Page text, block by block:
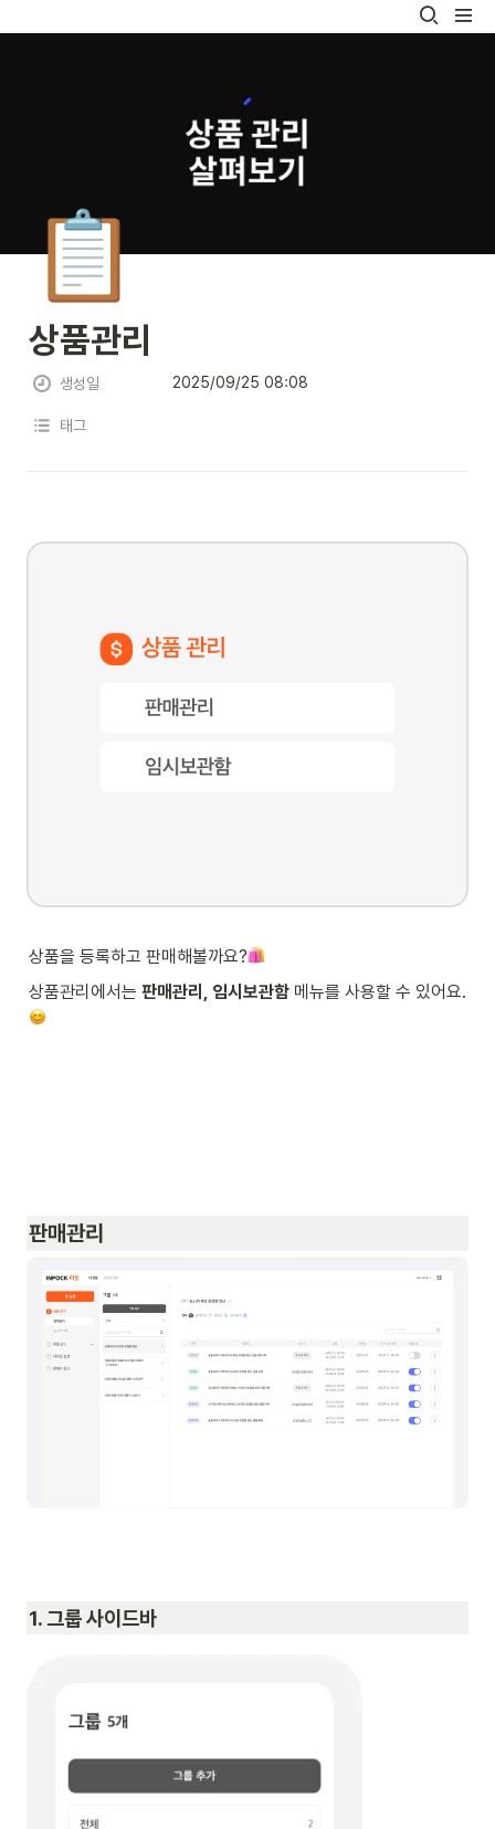
📋
상품관리
생성일 2025/09/25 08:08
태그
상품을 등록하고 판매해볼까요?
상품관리에서는 판매관리, 임시보관함 메뉴를 사용할 수 있어요.
판매관리
1. 그룹 사이드바